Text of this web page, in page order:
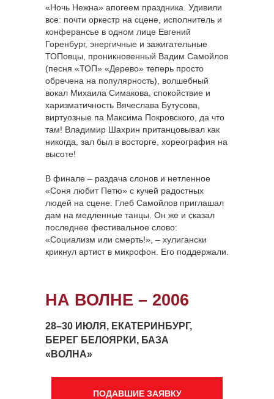
«Ночь Нежна» апогеем праздника. Удивили
все: почти оркестр на сцене, исполнитель и
конферансье в одном лице Евгений
Горенбург, энергичные и зажигательные
ТОПовцы, проникновенный Вадим Самойлов
(песня «ТОП» «Дерево» теперь просто
обречена на популярность), волшебный
вокал Михаила Симакова, спокойствие и
харизматичность Вячеслава Бутусова,
виртуозные па Максима Покровского, да что
там! Владимир Шахрин пританцовывал как
никогда, зал был в восторге, хореография на
высоте!
В финале – раздача слонов и нетленное
«Соня любит Петю» с кучей радостных
людей на сцене. Глеб Самойлов приглашал
дам на медленные танцы. Он же и сказал
последнее фестивальное слово:
«Социализм или смерть!», – хулигански
крикнул артист в микрофон. Его поддержали.
28–30 ИЮЛЯ, ЕКАТЕРИНБУРГ,
БЕРЕГ БЕЛОЯРКИ, БАЗА
«ВОЛНА»
НА ВОЛНЕ – 2006
ПОДАВШИЕ ЗАЯВКУ